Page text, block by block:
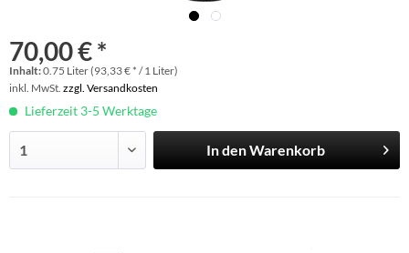
70,00 € *
Inhalt:0.75 Liter (93,33 € * / 1 Liter)
inkl. MwSt. zzgl. Versandkosten
Lieferzeit 3-5 Werktage
In denWarenkorb